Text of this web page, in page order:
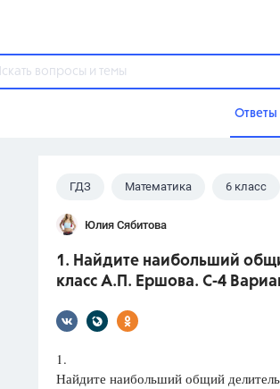
Ответы
Популярные темы
ОГЭ
ФИПИ
ГДЗ Математика 6 класс
Юлия Сябитова
1. Найдите наибольший
класс А.П. Ершова. С-4
1.
Найдите наибольший общий